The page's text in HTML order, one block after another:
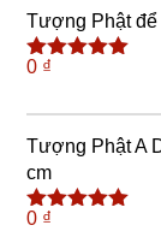
Tượng Phật để
Được xếp
sao
0 ₫
Tượng Phật A
cm
Được xếp
0 ₫